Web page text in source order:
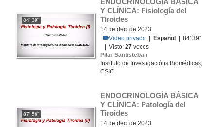
84' 39''
ENDOCRINOLOGÍA BÁSICA
Y CLÍNICA: Fisiología del
Tiroides
14 de dec. de 2023
Vídeo privado
Español
| 84' 39''
| Visto:27 veces
Pilar Santisteban
Instituto de Investigacións Biomédicas,
CSIC
87' 56''
ENDOCRINOLOGÍA BÁSICA
Y CLÍNICA: Patología del
Tiroides
14 de dec. de 2023